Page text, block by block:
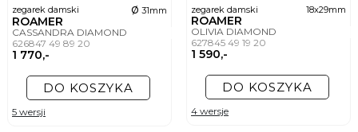
zegarek damski ø 31mm
ROAMER
CASSANDRA DIAMOND
626847 49 89 20
1 770,-
DO KOSZYKA
5 wersji
zegarek damski 18x29mm
ROAMER
OLIVIA DIAMOND
627845 49 19 20
1 590,-
DO KOSZYKA
4 wersje